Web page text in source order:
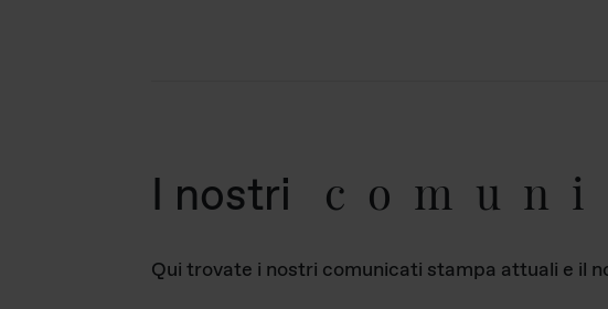
I nostri
Qui trovate i nostri comunicati stampa attuali e il